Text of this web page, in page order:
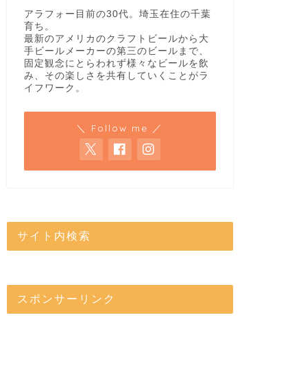
アラフォー目前の30代。埼玉在住の千葉
育ち。
最新のアメリカのクラフトビールから大
手ビールメーカーの第三のビールまで、
固定観念にとらわれず様々なビールを飲
み、その楽しさを共有していくことがラ
イフワーク。
＼ Follow me ／
サイト内検索
スポンサーリンク